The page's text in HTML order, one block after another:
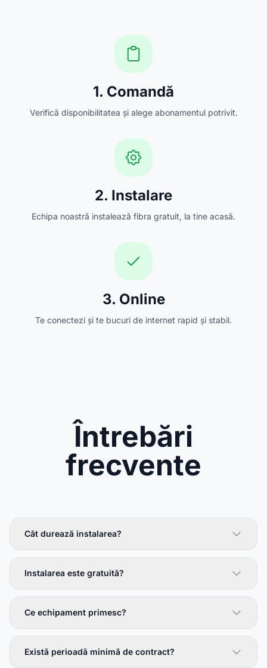
1. Comandă
Verifică disponibilitatea și alege abonamentul potrivit.
2. Instalare
Echipa noastră instalează fibra gratuit, la tine acasă.
3. Online
Te conectezi și te bucuri de internet rapid și stabil.
Întrebări
frecvente
Cât durează instalarea?
Instalarea este gratuită?
Ce echipament primesc?
Există perioadă minimă de contract?